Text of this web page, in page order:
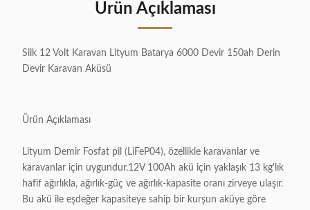
Ürün Açıklaması
Silk 12 Volt Karavan Lityum Batarya 6000 Devir 150ah Derin
Devir Karavan Aküsü
Ürün Açıklaması
Lityum Demir Fosfat pil (LiFeP04), özellikle karavanlar ve
karavanlar için uygundur.12V 100Ah akü için yaklaşık 13 kg'lık
hafif ağırlıkla, ağırlık-güç ve ağırlık-kapasite oranı zirveye ulaşır.
Bu akü ile eşdeğer kapasiteye sahip bir kurşun aküye göre